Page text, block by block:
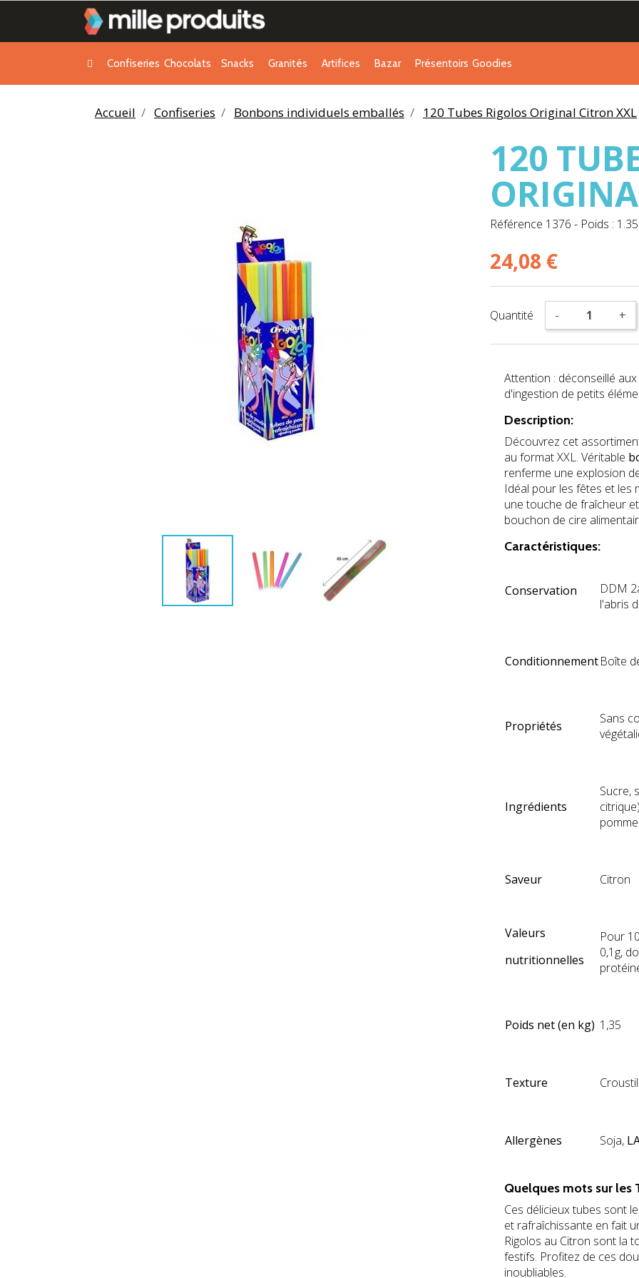
Confiseries Chocolats Snacks Granités Artifices Bazar Présentoirs Goodies
Accueil Confiseries Bonbons individuels emballés 120 Tubes Rigolos Original Citron XXL
120
Référence 1376 - Poids :
24,08 €
Quantité - +
Attention : déconseillé
d'ingestion de petits
Description:
Découvrez cet
au format XXL. Véritable
renferme une explosion
Idéal pour les fêtes et les
une touche de fraîcheur
bouchon de cire
Caractéristiques:
Conservation
DDM
l'abris
ConditionnementBoîte
Propriétés
Sans
Ingrédients
Sucre,
Saveur Citron
Valeurs
nutritionnelles
Pour
0,1g,
Poids net (en kg) 1,35
Texture
Allergènes Soja,
Quelques mots sur les
Ces délicieux tubes sont
et rafraîchissante en fait
Rigolos au Citron sont la
festifs. Profitez de ces
inoubliables.